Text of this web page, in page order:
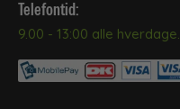
Telefontid:
9.00 - 13:00 alle hverdage.